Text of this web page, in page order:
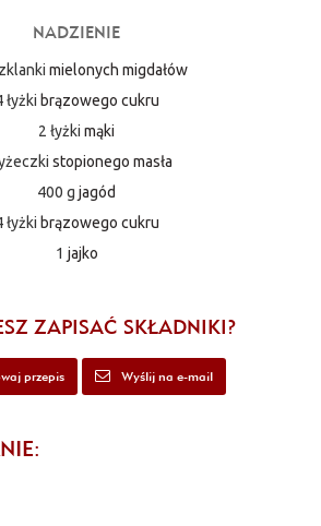
NADZIENIE
mielonych migdałów
łyżki brązowego cukru
2 łyżki mąki
stopionego masła
400 g jagód
łyżki brązowego cukru
1 jajko
ZAPISAĆ SKŁADNIKI?
przepis Wyślij na e-mail